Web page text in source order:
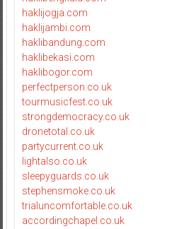
haklijogja.com
haklijambi.com
haklibandung.com
haklibekasi.com
haklibogor.com
perfectperson.co.uk
tourmusicfest.co.uk
strongdemocracy.co.uk
dronetotal.co.uk
partycurrent.co.uk
lightalso.co.uk
sleepyguards.co.uk
stephensmoke.co.uk
trialuncomfortable.co.uk
accordingchapel.co.uk